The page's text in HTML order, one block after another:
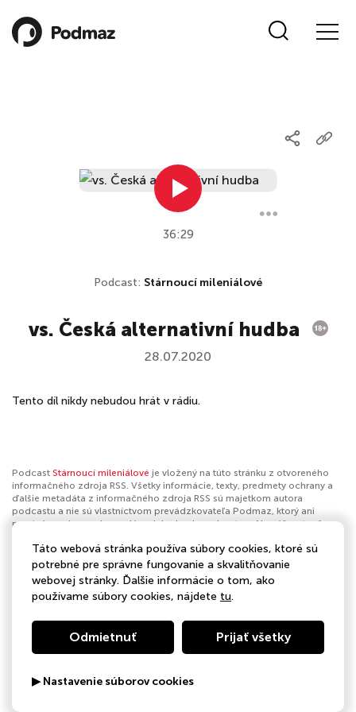
36:29
Podcast: Stárnoucí mileniálové
vs. Česká alternativní hudba
28.07.2020
Tento díl nikdy nebudou hrát v rádiu.
Podcast Stárnoucí mileniálové je vložený na túto stránku z otvoreného
informačného zdroja RSS. Všetky informácie, texty, predmety ochrany a
ďalšie metadáta z informačného zdroja RSS sú majetkom autora
podcastu a nie sú vlastníctvom prevádzkovateľa Podmaz, ktorý ani
nevytvára ani nezodpovedá za ich obsah podcastov. Ak máš za to, že
nahlásiť obsah. Ak je toto tvoj podcast a chceš získať kontrolu nad týmto
profilomklikni sem.
Autor:GoOut
Kategórie: Spoločnosť a kultúra,
Táto webová stránka používa súbory cookies, ktoré sú
potrebné pre správne fungovanie a skvalitňovanie
webovej stránky. Ďalšie informácie o tom, ako
používame súbory cookies, nájdete tu.
Odmietnuť Prijať všetky
▶ Nastavenie súborov cookies